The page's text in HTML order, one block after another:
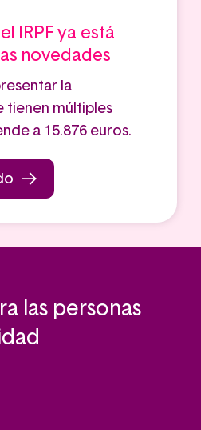
IRPF ya está
novedades
la
tienen múltiples
a 15.876 euros.
las personas